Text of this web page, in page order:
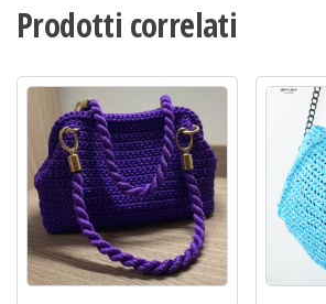
Prodotti correlati